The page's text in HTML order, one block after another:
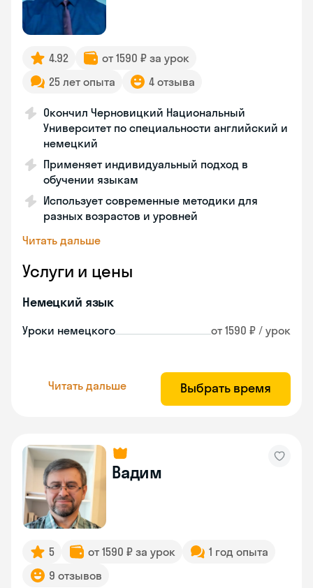
4.92
от 1590 ₽ за урок
25 лет опыта
4 отзыва
Окончил Черновицкий Национальный
Университет по специальности английский и
немецкий
Применяет индивидуальный подход в
обучении языкам
Использует современные методики для
разных возрастов и уровней
Читать дальше
Услуги и цены
Немецкий язык
Уроки немецкого от 1590 ₽ / урок
Читать дальше Выбрать время
Вадим
5 от 1590 ₽ за урок
1 год опыта
9 отзывов